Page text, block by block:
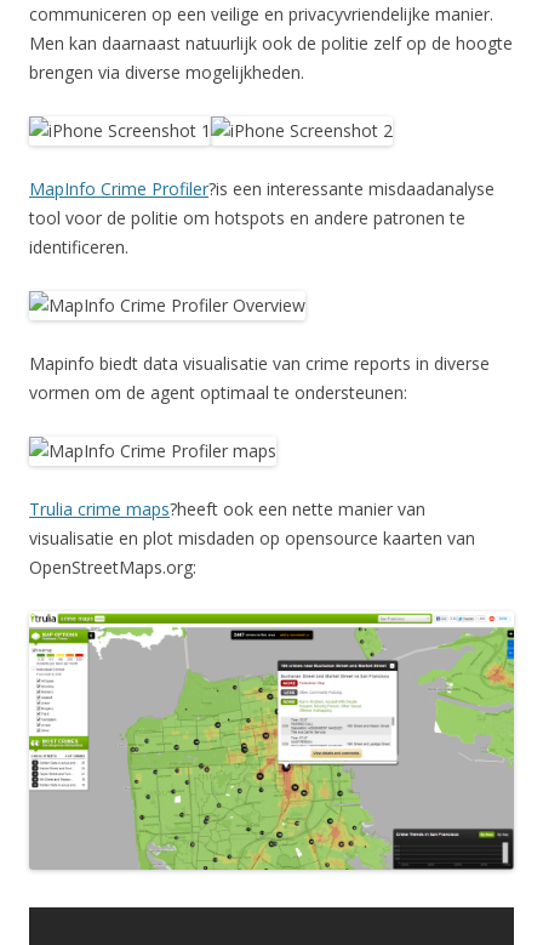
communiceren op een veilige en privacyvriendelijke manier.
Men kan daarnaast natuurlijk ook de politie zelf op de hoogte
brengen via diverse mogelijkheden.
MapInfo Crime Profiler?is een interessante misdaadanalyse
tool voor de politie om hotspots en andere patronen te
identificeren.
Mapinfo biedt data visualisatie van crime reports in diverse
vormen om de agent optimaal te ondersteunen:
Trulia crime maps?heeft ook een nette manier van
visualisatie en plot misdaden op opensource kaarten van
OpenStreetMaps.org: